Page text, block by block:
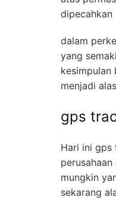
dipecahkan
dalam
yang
kesimpulan
menjadi
gps
Hari ini gps
mungkin
sekarang